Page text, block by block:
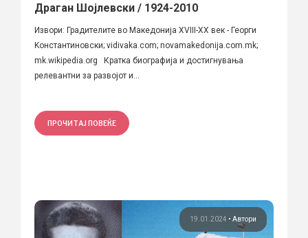
Драган Шојлевски / 1924-2010
Извори: Градителите во Македонија XVIII-XX век - Георги
Kонстантиновски; vidivaka.com; novamakedonija.com.mk;
mk.wikipedia.org Кратка биографија и достигнувања
релевантни за развојот и...
ПРОЧИТАЈ ПОВЕЌЕ
19.01.2024 • Автори